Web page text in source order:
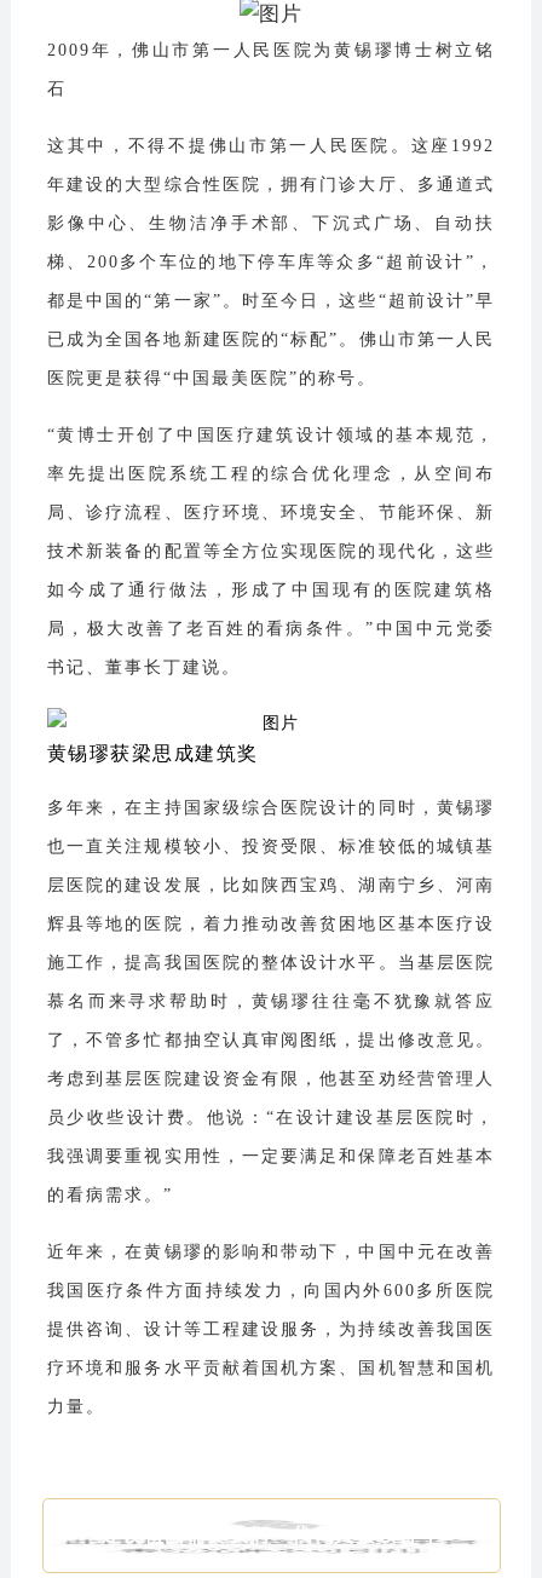
2009年，佛山市第一人民医院为黄锡璆博士树立铭
石
这其中，不得不提佛山市第一人民医院。这座1992
年建设的大型综合性医院，拥有门诊大厅、多通道式
影像中心、生物洁净手术部、下沉式广场、自动扶
梯、200多个车位的地下停车库等众多“超前设计”，
都是中国的“第一家”。时至今日，这些“超前设计”早
已成为全国各地新建医院的“标配”。佛山市第一人民
医院更是获得“中国最美医院”的称号。
“黄博士开创了中国医疗建筑设计领域的基本规范，
率先提出医院系统工程的综合优化理念，从空间布
局、诊疗流程、医疗环境、环境安全、节能环保、新
技术新装备的配置等全方位实现医院的现代化，这些
如今成了通行做法，形成了中国现有的医院建筑格
局，极大改善了老百姓的看病条件。”中国中元党委
书记、董事长丁建说。
黄锡璆获梁思成建筑奖
多年来，在主持国家级综合医院设计的同时，黄锡璆
也一直关注规模较小、投资受限、标准较低的城镇基
层医院的建设发展，比如陕西宝鸡、湖南宁乡、河南
辉县等地的医院，着力推动改善贫困地区基本医疗设
施工作，提高我国医院的整体设计水平。当基层医院
慕名而来寻求帮助时，黄锡璆往往毫不犹豫就答应
了，不管多忙都抽空认真审阅图纸，提出修改意见。
考虑到基层医院建设资金有限，他甚至劝经营管理人
员少收些设计费。他说：“在设计建设基层医院时，
我强调要重视实用性，一定要满足和保障老百姓基本
的看病需求。”
近年来，在黄锡璆的影响和带动下，中国中元在改善
我国医疗条件方面持续发力，向国内外600多所医院
提供咨询、设计等工程建设服务，为持续改善我国医
疗环境和服务水平贡献着国机方案、国机智慧和国机
力量。
建设祖国需要我们一代代人接续奋斗